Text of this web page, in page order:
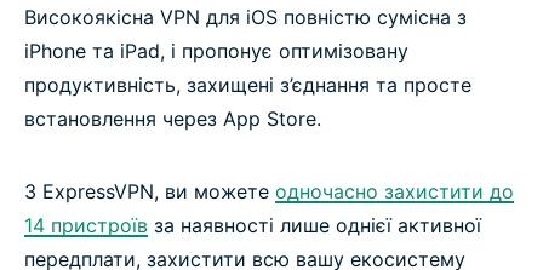
Високоякісна VPN для iOS повністю сумісна з
iPhone та iPad, і пропонує оптимізовану
продуктивність, захищені з’єднання та просте
встановлення через App Store.
З ExpressVPN, ви можете одночасно захистити до
14 пристроїв за наявності лише однієї активної
передплати, захистити всю вашу екосистему